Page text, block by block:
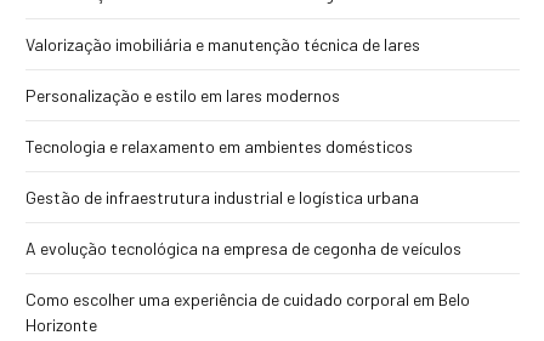
Valorização imobiliária e manutenção técnica de lares
Personalização e estilo em lares modernos
Tecnologia e relaxamento em ambientes domésticos
Gestão de infraestrutura industrial e logística urbana
A evolução tecnológica na empresa de cegonha de veículos
Como escolher uma experiência de cuidado corporal em Belo
Horizonte